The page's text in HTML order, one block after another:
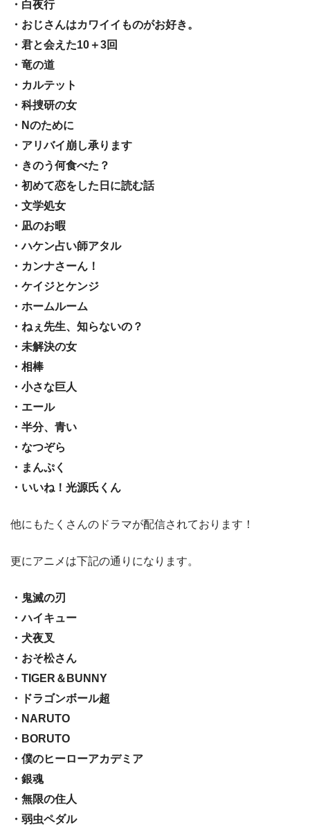
・白夜行
・おじさんはカワイイものがお好き。
・君と会えた10＋3回
・竜の道
・カルテット
・科捜研の女
・Nのために
・アリバイ崩し承ります
・きのう何食べた？
・初めて恋をした日に読む話
・文学処女
・凪のお暇
・ハケン占い師アタル
・カンナさーん！
・ケイジとケンジ
・ホームルーム
・ねぇ先生、知らないの？
・未解決の女
・相棒
・小さな巨人
・エール
・半分、青い
・なつぞら
・まんぷく
・いいね！光源氏くん
他にもたくさんのドラマが配信されております！
更にアニメは下記の通りになります。
・鬼滅の刃
・ハイキュー
・犬夜叉
・おそ松さん
・TIGER＆BUNNY
・ドラゴンボール超
・NARUTO
・BORUTO
・僕のヒーローアカデミア
・銀魂
・無限の住人
・弱虫ペダル